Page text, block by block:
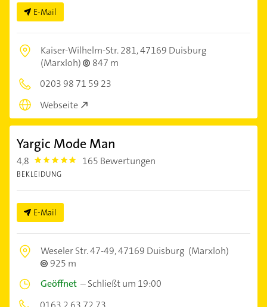
E-Mail
Kaiser-Wilhelm-Str. 281,47169 Duisburg
(Marxloh)
847 m
0203 98 71 59 23
Webseite
Yargic Mode Man
4,8 4.8 165 Bewertungen
BEKLEIDUNG
E-Mail
Weseler Str. 47-49,47169 Duisburg (Marxloh)
925 m
Geöffnet –Schließt um 19:00